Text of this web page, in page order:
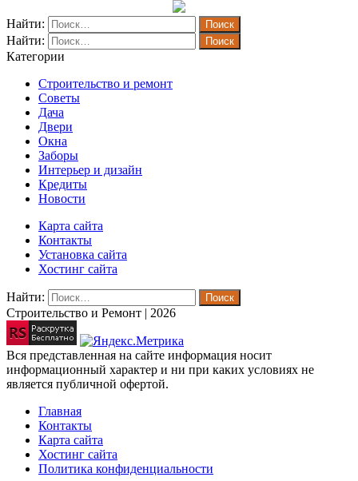
Найти:
Найти:
Категории
Строительство и ремонт
Советы
Дача
Двери
Окна
Заборы
Интерьер и дизайн
Кредиты
Новости
Карта сайта
Контакты
Установка сайта
Хостинг сайта
Найти:
Строительство и Ремонт | 2026
Вся представленная на сайте информация носит
информационный характер и ни при каких условиях не
является публичной офертой.
Главная
Контакты
Карта сайта
Хостинг сайта
Политика конфиденциальности